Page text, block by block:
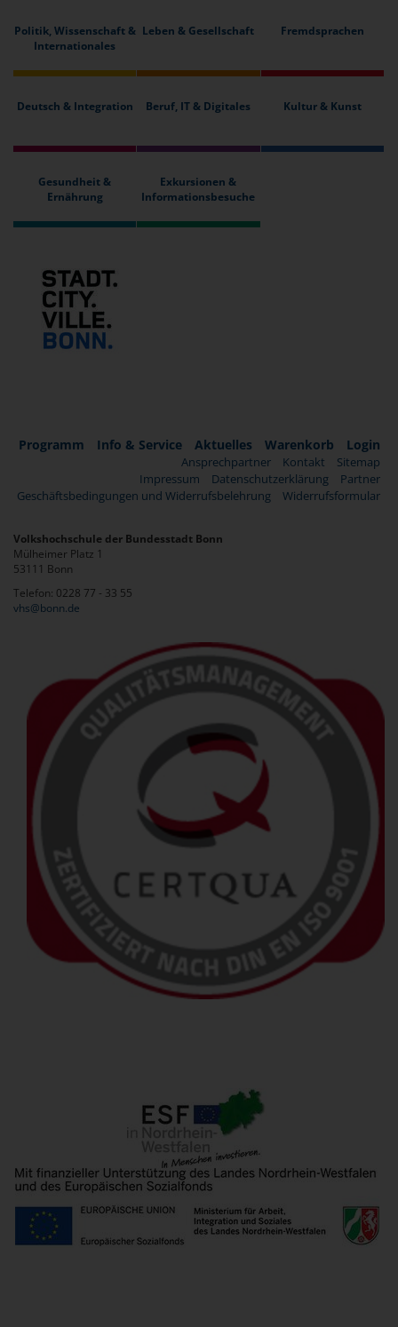
Politik, Wissenschaft &
Internationales
Leben & Gesellschaft Fremdsprachen
Deutsch & Integration Beruf, IT & Digitales Kultur & Kunst
Gesundheit &
Ernährung
Exkursionen &
Informationsbesuche
Programm Info & Service Aktuelles Warenkorb Login
Ansprechpartner Kontakt
Sitemap
Impressum
Datenschutzerklärung
Partner
Geschäftsbedingungen und Widerrufsbelehrung
Widerrufsformular
Volkshochschule der Bundesstadt Bonn
Mülheimer Platz 1
53111 Bonn
Telefon: 0228 77 - 33 55
vhs@bonn.de